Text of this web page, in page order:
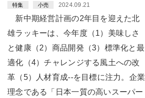
特集 小売 2024.09.21
新中期経営計画の2年目を迎えた北
雄ラッキーは、今年度（1）美味しさ
と健康（2）商品開発（3）標準化と最
適化（4）チャレンジする風土への改
革（5）人材育成--を目標に注力。企業
理念である「日本一質の高いスーパー